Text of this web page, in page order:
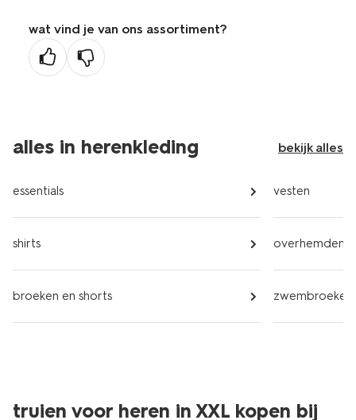
wat vind je van ons assortiment?
alles in herenkleding bekijk alles
essentials
shirts
broeken en shorts
vesten
overhemden
zwembroeken
truien voor heren in XXL kopen bij